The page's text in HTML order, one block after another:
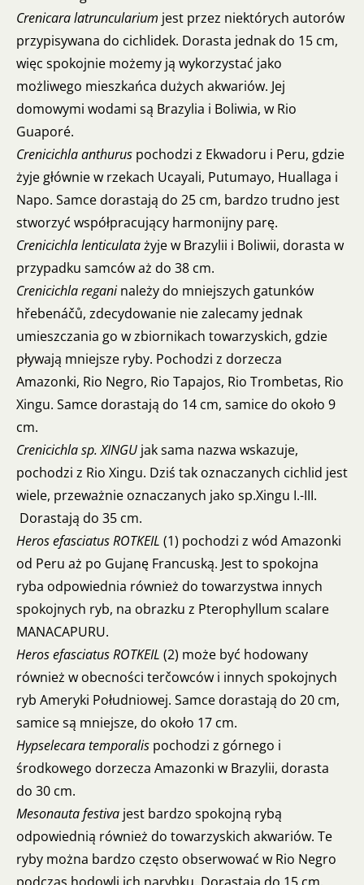
Crenicara latruncularium jest przez niektórych autorów
przypisywana do cichlidek. Dorasta jednak do 15 cm,
więc spokojnie możemy ją wykorzystać jako
możliwego mieszkańca dużych akwariów. Jej
domowymi wodami są Brazylia i Boliwia, w Rio
Guaporé.
Crenicichla anthurus pochodzi z Ekwadoru i Peru, gdzie
żyje głównie w rzekach Ucayali, Putumayo, Huallaga i
Napo. Samce dorastają do 25 cm, bardzo trudno jest
stworzyć współpracujący harmonijny parę.
Crenicichla lenticulatażyje w Brazylii i Boliwii, dorasta w
przypadku samców aż do 38 cm.
Crenicichla reganinależy do mniejszych gatunków
hřebenáčů, zdecydowanie nie zalecamy jednak
umieszczania go w zbiornikach towarzyskich, gdzie
pływają mniejsze ryby. Pochodzi z dorzecza
Amazonki, Rio Negro, Rio Tapajos, Rio Trombetas, Rio
Xingu. Samce dorastają do 14 cm, samice do około 9
cm.
Crenicichla sp. XINGU jak sama nazwa wskazuje,
pochodzi z Rio Xingu. Dziś tak oznaczanych cichlid jest
wiele, przeważnie oznaczanych jako sp.Xingu I.-III.
Dorastają do 35 cm.
Heros efasciatus ROTKEIL (1) pochodzi z wód Amazonki
od Peru aż po Gujanę Francuską. Jest to spokojna
ryba odpowiednia również do towarzystwa innych
spokojnych ryb, na obrazku z Pterophyllum scalare
MANACAPURU.
Heros efasciatus ROTKEIL (2) może być hodowany
również w obecności terčowców i innych spokojnych
ryb Ameryki Południowej. Samce dorastają do 20 cm,
samice są mniejsze, do około 17 cm.
Hypselecara temporalis pochodzi z górnego i
środkowego dorzecza Amazonki w Brazylii, dorasta
do 30 cm.
Mesonauta festiva jest bardzo spokojną rybą
odpowiednią również do towarzyskich akwariów. Te
ryby można bardzo często obserwować w Rio Negro